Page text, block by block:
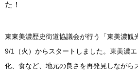
た！
東東美濃歴史街道協議会が行う「東美濃観
9/1（火）からスタートしました。東美濃
化、食など、地元の良さを再発見しながら